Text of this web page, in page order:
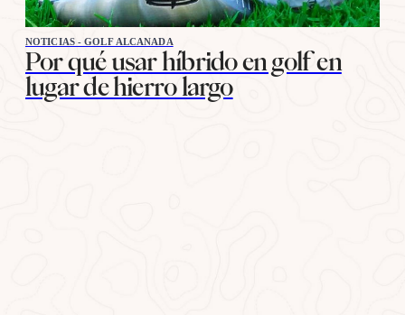
NOTICIAS - GOLF ALCANADA
Por qué usar híbrido en golf en
lugar de hierro largo